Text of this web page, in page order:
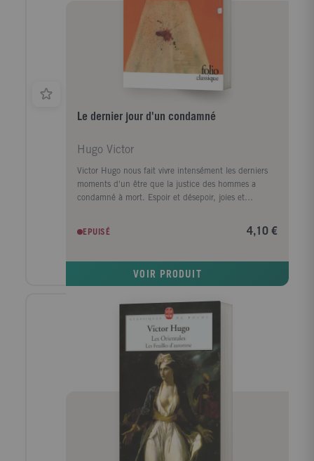
Le dernier jour d'un condamné
Hugo Victor
Victor Hugo nous fait vivre intensément les derniers
moments d'un être que la justice des hommes a
condamné à mort. Espoir et désepoir, joies et
l'électrochoc de sa fin prochaine révoltent le lecteur.
Ce livre est si fort, si intense, si éclatant, qu'au fond
EPUISÉ 4,10 €
VOIR PRODUIT